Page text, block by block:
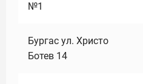
№1
Бургас ул. Христо
Ботев 14